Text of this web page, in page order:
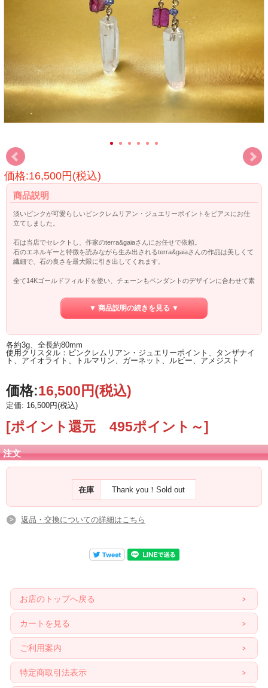
価格:16,500円(税込)
商品説明
淡いピンクが可愛らしいピンクレムリアン・ジュエリーポイントをピアスにお仕
立てしました。
石は当店でセレクトし、作家のterra&gaiaさんにお任せで依頼。
石のエネルギーと特徴を読みながら生み出されるterra&gaiaさんの作品は美しくて
繊細で、石の良さを最大限に引き出してくれます。
全て14Kゴールドフィルドを使い、チェーンもペンダントのデザインに合わせて素
古代レムリア人がクリスタルをボディとして地球に転生したクリスタルと言われ
レムリア人の智恵にたどり着けると言われます。
レムリアンシードの情報につては、ページ下部をご覧ください。
▼ 商品説明の続きを見る ▼
各約3g、全長約80mm
使用クリスタル：ピンクレムリアン・ジュエリーポイント、タンザナイ
ト、アイオライト、トルマリン、ガーネット、ルビー、アメジスト
価格:16,500円(税込)
定価: 16,500円(税込)
[ポイント還元 495ポイント～]
注文
在庫 Thank you！Sold out
返品・交換についての詳細はこちら
お店のトップへ戻る
カートを見る
ご利用案内
特定商取引法表示